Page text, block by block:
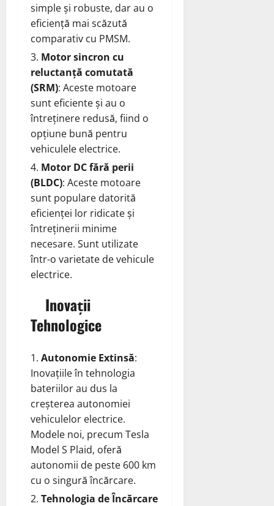
simple și robuste, dar au o
eficiență mai scăzută
comparativ cu PMSM.
Motor sincron cu
reluctanță comutată
(SRM): Aceste motoare
sunt eficiente și au o
întreținere redusă, fiind o
opțiune bună pentru
vehiculele electrice.
Motor DC fără perii
(BLDC): Aceste motoare
sunt populare datorită
eficienței lor ridicate și
întreținerii minime
necesare. Sunt utilizate
într-o varietate de vehicule
electrice.
Inovații
Tehnologice
Autonomie Extinsă:
Inovațiile în tehnologia
bateriilor au dus la
creșterea autonomiei
vehiculelor electrice.
Modele noi, precum Tesla
Model S Plaid, oferă
autonomii de peste 600 km
cu o singură încărcare.
Tehnologia de Încărcare